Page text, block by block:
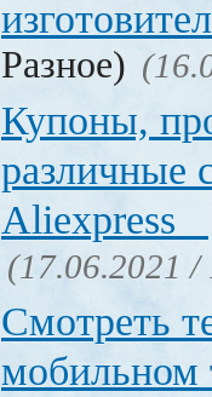
Разное)
Купоны,
различные
Aliexpress
(17.06.2021 /
Смотреть
мобильном